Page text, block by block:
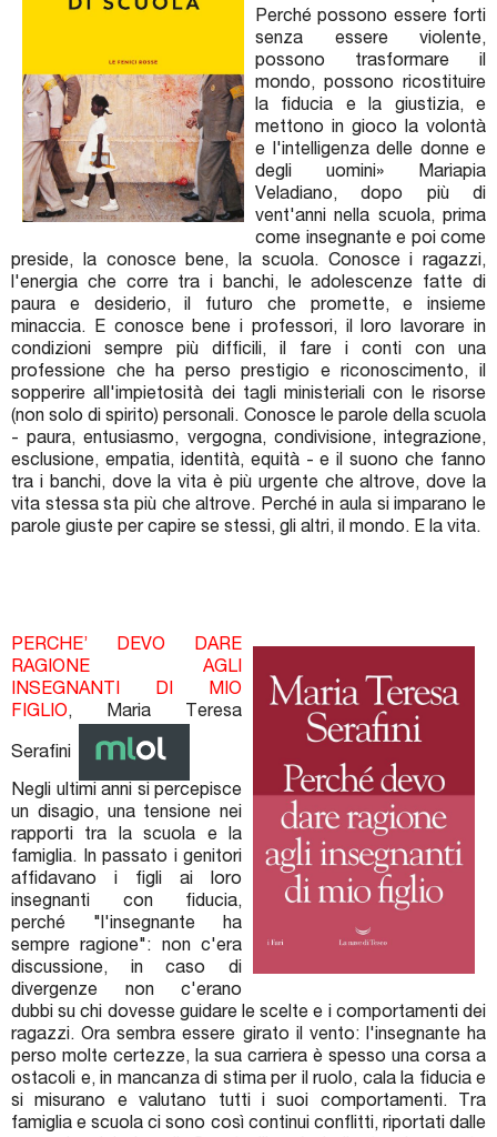
Perché possono essere forti
senza essere violente,
possono trasformare il
mondo, possono ricostituire
la fiducia e la giustizia, e
mettono in gioco la volontà
e l'intelligenza delle donne e
degli uomini» Mariapia
Veladiano, dopo più di
vent'anni nella scuola, prima
come insegnante e poi come
preside, la conosce bene, la scuola. Conosce i ragazzi,
l'energia che corre tra i banchi, le adolescenze fatte di
paura e desiderio, il futuro che promette, e insieme
minaccia. E conosce bene i professori, il loro lavorare in
condizioni sempre più difficili, il fare i conti con una
professione che ha perso prestigio e riconoscimento, il
sopperire all'impietosità dei tagli ministeriali con le risorse
(non solo di spirito) personali. Conosce le parole della scuola
- paura, entusiasmo, vergogna, condivisione, integrazione,
esclusione, empatia, identità, equità - e il suono che fanno
tra i banchi, dove la vita è più urgente che altrove, dove la
vita stessa sta più che altrove. Perché in aula si imparano le
parole giuste per capire se stessi, gli altri, il mondo. E la vita.
PERCHE’ DEVO DARE
RAGIONE AGLI
INSEGNANTI DI MIO
FIGLIO, Maria Teresa
Serafini
Negli ultimi anni si percepisce
un disagio, una tensione nei
rapporti tra la scuola e la
famiglia. In passato i genitori
affidavano i figli ai loro
insegnanti con fiducia,
perché "l'insegnante ha
sempre ragione": non c'era
discussione, in caso di
divergenze non c'erano
dubbi su chi dovesse guidare le scelte e i comportamenti dei
ragazzi. Ora sembra essere girato il vento: l'insegnante ha
perso molte certezze, la sua carriera è spesso una corsa a
ostacoli e, in mancanza di stima per il ruolo, cala la fiducia e
si misurano e valutano tutti i suoi comportamenti. Tra
famiglia e scuola ci sono così continui conflitti, riportati dalle